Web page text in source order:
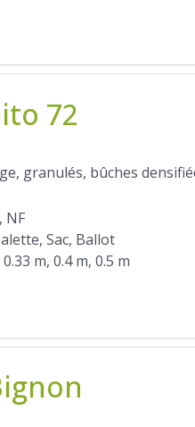
72
granulés, bûches
NF
Sac, Ballot
m, 0.4 m, 0.5 m